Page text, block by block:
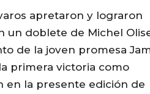
apretaron y lograron
un doblete de Michel
de la joven promesa
primera victoria como
en la presente edición de